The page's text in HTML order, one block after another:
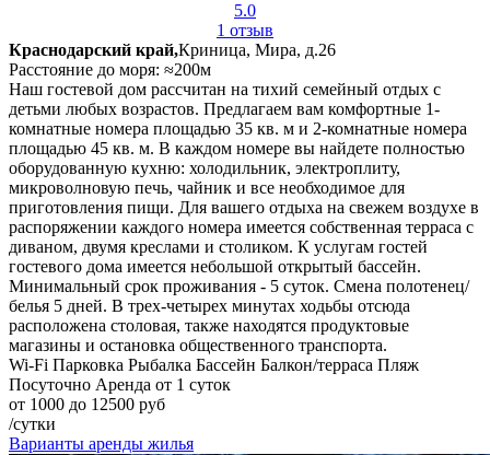
5.0
1 отзыв
Краснодарский край,Криница, Мира, д.26
Расстояние до моря: ≈200м
Наш гостевой дом рассчитан на тихий семейный отдых с
детьми любых возрастов. Предлагаем вам комфортные 1-
комнатные номера площадью 35 кв. м и 2-комнатные номера
площадью 45 кв. м. В каждом номере вы найдете полностью
оборудованную кухню: холодильник, электроплиту,
микроволновую печь, чайник и все необходимое для
приготовления пищи. Для вашего отдыха на свежем воздухе в
распоряжении каждого номера имеется собственная терраса с
диваном, двумя креслами и столиком. К услугам гостей
гостевого дома имеется небольшой открытый бассейн.
Минимальный срок проживания - 5 суток. Смена полотенец/
белья 5 дней. В трех-четырех минутах ходьбы отсюда
расположена столовая, также находятся продуктовые
магазины и остановка общественного транспорта.
Wi-Fi Парковка Рыбалка Бассейн Балкон/терраса Пляж
Посуточно Аренда от 1 суток
от 1000 до 12500 руб
/сутки
Варианты аренды жилья